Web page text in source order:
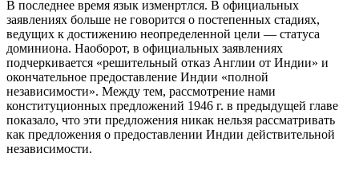
В последнее время язык изменртлся. В официальных
заявлениях больше не говорится о постепенных стадиях,
ведущих к достижению неопределенной цели — статуса
доминиона. Наоборот, в официальных заявлениях
подчеркивается «решительный отказ Англии от Индии» и
окончательное предоставление Индии «полной
независимости». Между тем, рассмотрение нами
конституционных предложений 1946 г. в предыдущей главе
показало, что эти предложения никак нельзя рассматривать
как предложения о предоставлении Индии действительной
независимости.